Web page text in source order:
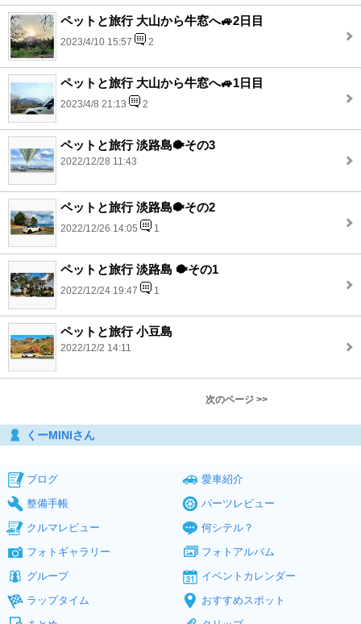
ペットと旅行 大山から牛窓へ🚙2日目
2023/4/10 15:57 2
ペットと旅行 大山から牛窓へ🚙1日目
2023/4/8 21:13 2
ペットと旅行 淡路島🐡その3
2022/12/28 11:43
ペットと旅行 淡路島🐡その2
2022/12/26 14:05 1
ペットと旅行 淡路島 🐡その1
2022/12/24 19:47 1
ペットと旅行 小豆島
2022/12/2 14:11
次のページ >>
くーMINIさん
ブログ
愛車紹介
整備手帳
パーツレビュー
クルマレビュー
何シテル？
フォトギャラリー
フォトアルバム
グループ
イベントカレンダー
ラップタイム
おすすめスポット